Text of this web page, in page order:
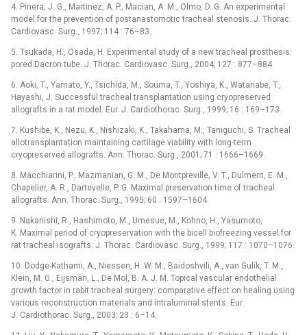
4. Pinera, J. G., Martinez, A. P., Macian, A. M., Olmo, D. G. An experimental
model for the prevention of postanastomotic tracheal stenosis. J. Thorac.
Cardiovasc. Surg., 1997; 114 : 76–83.
5. Tsukada, H., Osada, H. Experimental study of a new tracheal prosthesis:
pored Dacron tube. J. Thorac. Cardiovasc. Surg., 2004; 127 : 877–884.
6. Aoki, T., Yamato, Y., Tsichida, M., Souma, T., Yoshiya, K., Watanabe, T.,
Hayashi, J. Successful tracheal transplantation using cryopreserved
allografts in a rat model. Eur. J. Cardiothorac. Surg., 1999; 16 : 169–173.
7. Kushibe, K., Nezu, K., Nishizaki, K., Takahama, M., Taniguchi, S. Tracheal
allotransplantation maintaining cartilage viability with long-term
cryopreserved allografts. Ann. Thorac. Surg., 2001; 71 : 1666–1669.
8. Macchiarini, P., Mazmanian, G. M., De Montpreville, V. T., Dulment, E. M.,
Chapelier, A. R., Dartevelle, P. G. Maximal preservation time of tracheal
allografts. Ann. Thorac. Surg., 1995; 60 : 1597–1604.
9. Nakanishi, R., Hashimoto, M., Umesue, M., Kohno, H., Yasumoto,
K. Maximal period of cryopreservation with the bicell biofreezing vessel for
rat tracheal isografts. J. Thorac. Cardiovasc. Surg., 1999; 117 : 1070–1076.
10. Dodge-Kathami, A., Niessen, H. W. M., Baidoshvili, A., van Gulik, T. M.,
Klein, M. G., Eijsman, L., De Mol, B. A. J. M. Topical vascular endothelial
growth factor in rabit tracheal surgery: comparative effect on healing using
various reconstruction materials and intraluminal stents. Eur.
J. Cardiothorac. Surg., 2003; 23 : 6–14.